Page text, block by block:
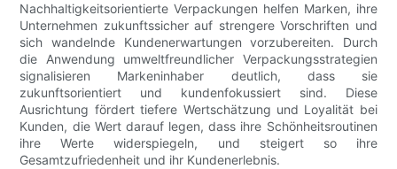
Nachhaltigkeitsorientierte Verpackungen helfen Marken, ihre
Unternehmen zukunftssicher auf strengere Vorschriften und
sich wandelnde Kundenerwartungen vorzubereiten. Durch
die Anwendung umweltfreundlicher Verpackungsstrategien
signalisieren Markeninhaber deutlich, dass sie
zukunftsorientiert und kundenfokussiert sind. Diese
Ausrichtung fördert tiefere Wertschätzung und Loyalität bei
Kunden, die Wert darauf legen, dass ihre Schönheitsroutinen
ihre Werte widerspiegeln, und steigert so ihre
Gesamtzufriedenheit und ihr Kundenerlebnis.